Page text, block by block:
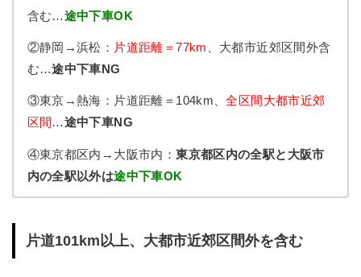
含む…途中下車OK
②静岡→浜松： 片道距離＝77km 、大都市近郊区間外含
む…途中下車NG
③東京→熱海：片道距離＝104km、全区間大都市近郊
区間…途中下車NG
④東京都区内→大阪市内：東京都区内の全駅と大阪市
内の全駅以外は途中下車OK
片道101km以上、大都市近郊区間外を含む